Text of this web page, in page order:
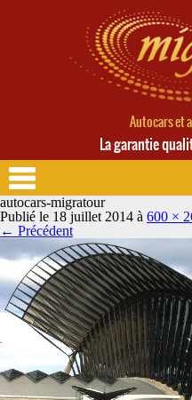
Autocars et
La garantie
autocars-migratour
Publié le 18 juillet 2014 à 600 ×
← Précédent